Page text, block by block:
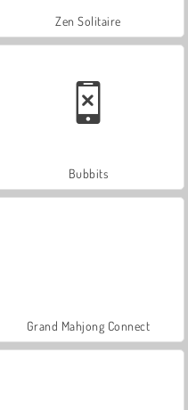
Zen Solitaire
Bubbits
Grand Mahjong Connect